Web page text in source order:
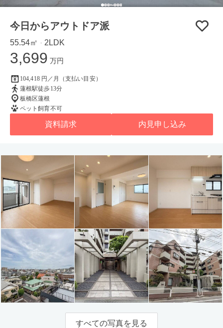
今日からアウトドア派
55.54㎡ ・ 2LDK
3,699 万円
104,418 円／月（支払い目安）
蓮根駅徒歩13分
板橋区蓮根
ペット飼育不可
資料請求 内見申し込み
すべての写真を見る